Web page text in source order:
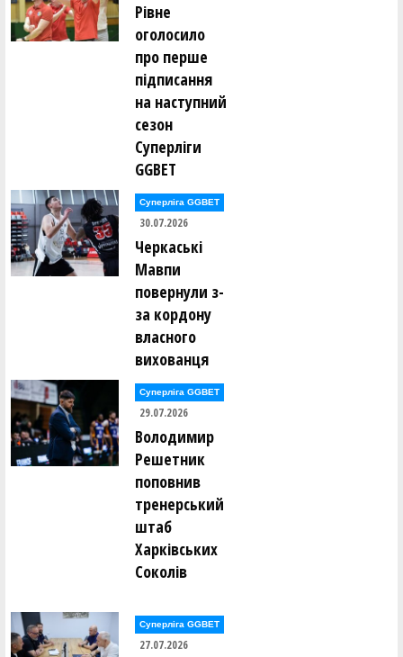
Рівне
оголосило
про перше
підписання
на наступний
сезон
Суперліги
GGBET
Суперліга GGBET
30.07.2026
Черкаські
Мавпи
повернули з-
за кордону
власного
вихованця
Суперліга GGBET
29.07.2026
Володимир
Решетник
поповнив
тренерський
штаб
Харківських
Соколів
Суперліга GGBET
27.07.2026